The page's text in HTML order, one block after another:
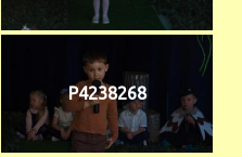
P4238268